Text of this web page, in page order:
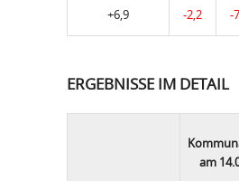
+6,9 -2,2 -
ERGEBNISSE IM DETAIL
am